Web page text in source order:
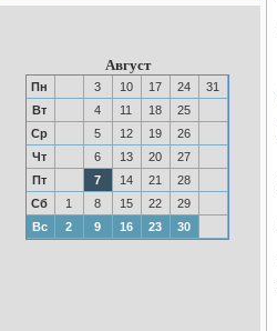
Август
Пн 3 10 17 24
31
Вт
4 11 18
25
Ср
5 12 19
26
Чт
6 13 20
27
Пт
7 14 21
28
Сб
1 8 15 22
29
Вс
2 9 16 23 30